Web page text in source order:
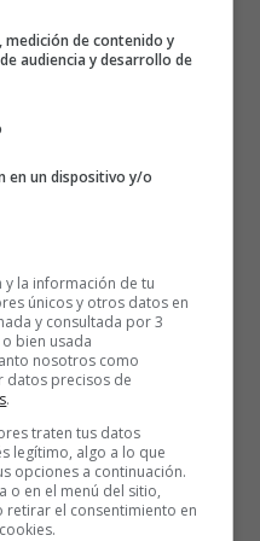
al otro y, por tanto,
diálogo, que puede ser
permitiendo a las
para ambos. Un acuerdo
a corto, medio y largo
a los
el mismo día en que
a organizarse: saber
o no de colegio, dejar o
medición de contenido y
audiencia y desarrollo de
en un dispositivo y/o
la información de tu
únicos y otros datos en
y consultada por 3
bien usada
nosotros como
datos precisos de
.
traten tus datos
legítimo, algo a lo que
opciones a continuación.
o en el menú del sitio,
retirar el consentimiento en